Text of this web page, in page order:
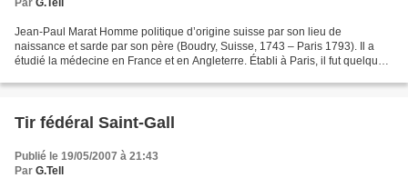
Par G.Tell
Jean-Paul Marat Homme politique d’origine suisse par son lieu de
naissance et sarde par son père (Boudry, Suisse, 1743 – Paris 1793). Il a
étudié la médecine en France et en Angleterre. Établi à Paris, il fut quelque
Tir fédéral Saint-Gall
Publié le 19/05/2007 à 21:43
Par G.Tell